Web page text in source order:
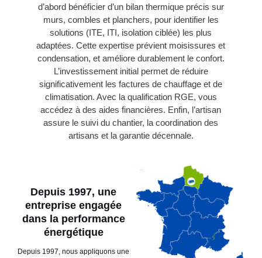
d’abord bénéficier d’un bilan thermique précis sur
murs, combles et planchers, pour identifier les
solutions (ITE, ITI, isolation ciblée) les plus
adaptées. Cette expertise prévient moisissures et
condensation, et améliore durablement le confort.
L’investissement initial permet de réduire
significativement les factures de chauffage et de
climatisation. Avec la qualification RGE, vous
accédez à des aides financières. Enfin, l’artisan
assure le suivi du chantier, la coordination des
artisans et la garantie décennale.
Depuis 1997, une
entreprise engagée
dans la performance
énergétique
Depuis 1997, nous appliquons une